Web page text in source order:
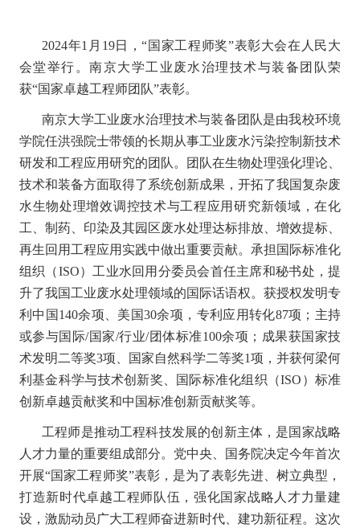
2024年1 月 19日，“国家工程师奖”表彰大会在人民大
会堂举行。南京大学工业废水治理技术与装备团队荣
获“国家卓越工程师团队”表彰。
南京大学工业废水治理技术与装备团队是由我校环境
学院任洪强院士带领的长期从事工业废水污染控制新技术
研发和工程应用研究的团队。团队在生物处理强化理论、
技术和装备方面取得了系统创新成果，开拓了我国复杂废
水生物处理增效调控技术与工程应用研究新领域，在化
工、制药、印染及其园区废水处理达标排放、增效提标、
再生回用工程应用实践中做出重要贡献。承担国际标准化
组织（ISO）工业水回用分委员会首任主席和秘书处，提
升了我国工业废水处理领域的国际话语权。获授权发明专
利中国 140余项、美国30余项，专利应用转化87项；主持
或参与国际/国家/行业/团体标准100余项；成果获国家技
术发明二等奖3项、国家自然科学二等奖1项，并获何梁何
利基金科学与技术创新奖、国际标准化组织（ISO ）标准
创新卓越贡献奖和中国标准创新贡献奖等。
工程师是推动工程科技发展的创新主体，是国家战略
人才力量的重要组成部分。党中央、国务院决定今年首次
开展“国家工程师奖”表彰，是为了表彰先进、树立典型，
打造新时代卓越工程师队伍，强化国家战略人才力量建
设，激励动员广大工程师奋进新时代、建功新征程。这次